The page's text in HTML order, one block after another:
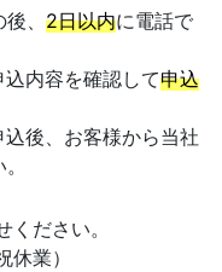
、 2日以内に電話で
内容を確認して申込
後、お客様から当社
ださい。
業）